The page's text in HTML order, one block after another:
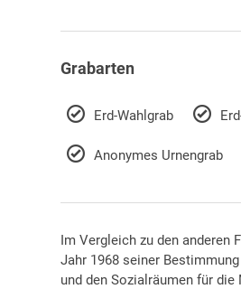
Grabarten
Erd-Wahlgrab
Anonymes Urnengrab
Im Vergleich zu den anderen
Jahr 1968 seiner
und den Sozialräumen für